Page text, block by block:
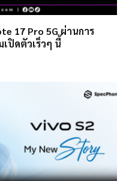
17 Pro 5G ผ่านการ
ปิดตัวเร็วๆ นี้